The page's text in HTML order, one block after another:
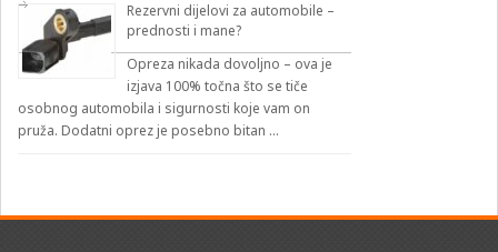
Rezervni dijelovi za automobile –
prednosti i mane?
Opreza nikada dovoljno – ova je
izjava 100% točna što se tiče
osobnog automobila i sigurnosti koje vam on
pruža. Dodatni oprez je posebno bitan …